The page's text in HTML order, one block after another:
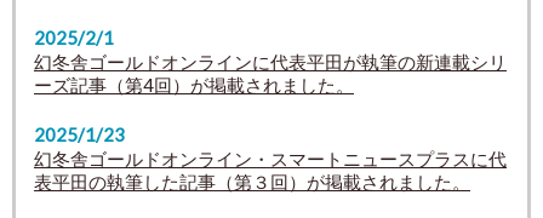
2025/2/1
幻冬舎ゴールドオンラインに代表平田が執筆の新連載シリ
ーズ記事（第4回）が掲載されました。
2025/1/23
幻冬舎ゴールドオンライン・スマートニュースプラスに代
表平田の執筆した記事（第３回）が掲載されました。